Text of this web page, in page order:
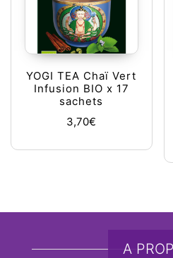
YOGI TEA Chaï Vert
Infusion BIO x 17
sachets
3,70€
A